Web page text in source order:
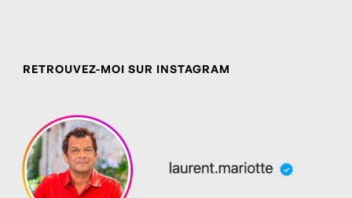
RETROUVEZ-MOI SUR INSTAGRAM